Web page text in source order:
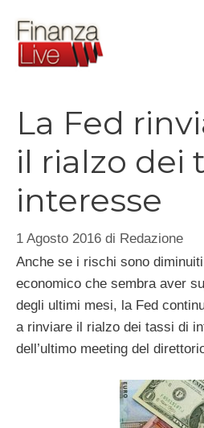
contenuto
La Fed
il rialzo dei
interesse
1 Agosto 2016 di Redazione
Anche se i rischi sono
economico che sembra aver
degli ultimi mesi, la Fed
a rinviare il rialzo dei tassi di
dell’ultimo meeting del